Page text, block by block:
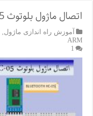
اتصال ماژول بلوتوث HC-05 به STM32
آموزش راه اندازی ماژول
ARM
1